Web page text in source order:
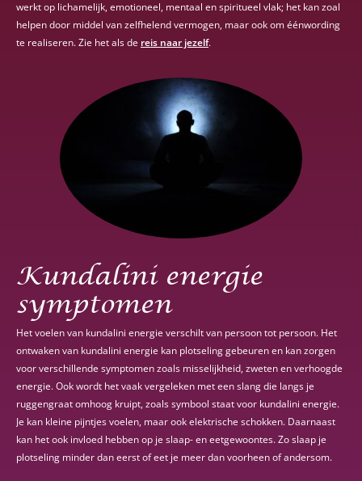
werkt op lichamelijk, emotioneel, mentaal en spiritueel vlak; het kan zoal
helpen door middel van zelfhelend vermogen, maar ook om éénwording
te realiseren. Zie het als de reis naar jezelf.
Kundalini energie
symptomen
Het voelen van kundalini energie verschilt van persoon tot persoon. Het
ontwaken van kundalini energie kan plotseling gebeuren en kan zorgen
voor verschillende symptomen zoals misselijkheid, zweten en verhoogde
energie. Ook wordt het vaak vergeleken met een slang die langs je
ruggengraat omhoog kruipt, zoals symbool staat voor kundalini energie.
Je kan kleine pijntjes voelen, maar ook elektrische schokken. Daarnaast
kan het ook invloed hebben op je slaap- en eetgewoontes. Zo slaap je
plotseling minder dan eerst of eet je meer dan voorheen of andersom.